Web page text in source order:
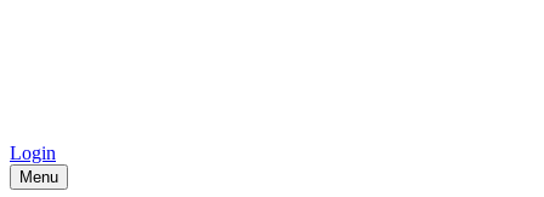
Login
Menu